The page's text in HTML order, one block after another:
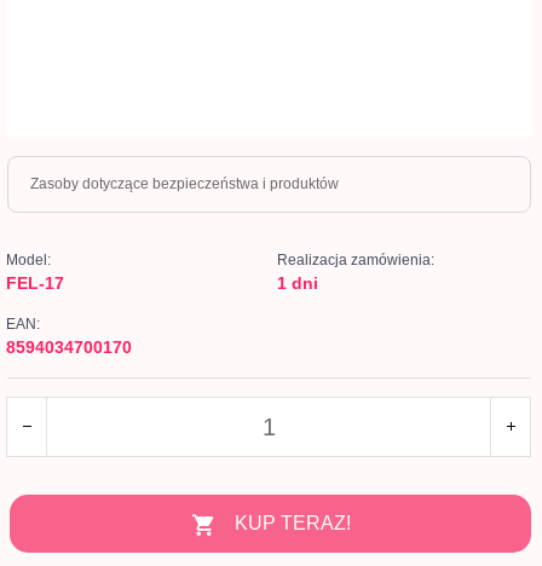
Zasoby dotyczące bezpieczeństwa i produktów
Model:
FEL-17
Realizacja zamówienia:
1 dni
EAN:
8594034700170
KUP TERAZ!